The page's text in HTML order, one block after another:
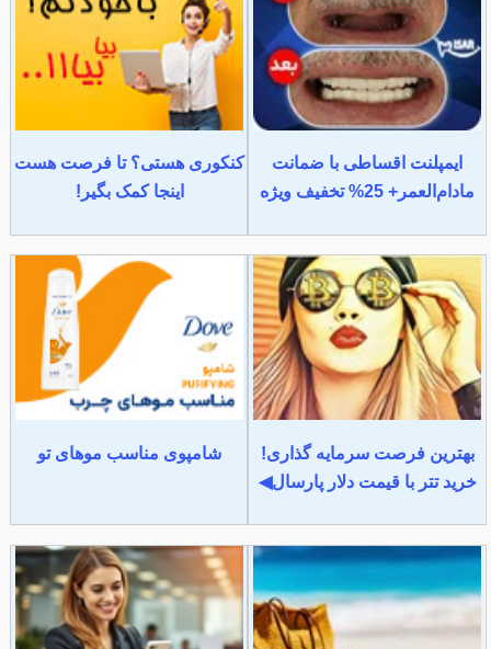
ایمپلنت اقساطی با ضمانت
مادام‌العمر+ 25% تخفیف ویژه
کنکوری هستی؟ تا فرصت هست
اینجا کمک بگیر!
بهترین فرصت سرمایه گذاری!
خرید تتر با قیمت دلار پارسال◀
شامپوی مناسب موهای تو